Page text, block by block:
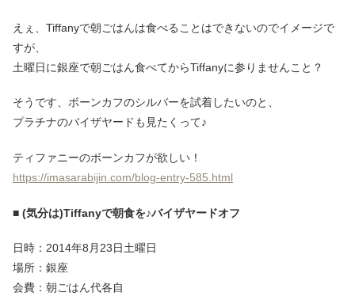
えぇ、Tiffanyで朝ごはんは食べることはできないのでイメージで
すが、
土曜日に銀座で朝ごはん食べてからTiffanyに参りませんこと？
そうです、ボーンカフのシルバーを試着したいのと、
プラチナのバイザヤードも見たくって♪
ティファニーのボーンカフが欲しい！
https://imasarabijin.com/blog-entry-585.html
■ (気分は)Tiffanyで朝食を♪バイザヤードオフ
日時：2014年8月23日土曜日
場所：銀座
会費：朝ごはん代各自